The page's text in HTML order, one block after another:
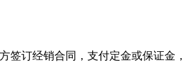
签订经销合同，支付定金或保证金，